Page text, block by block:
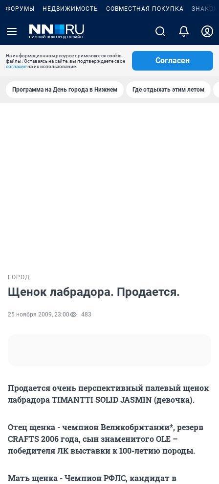
ФОРУМЫ НЕДВИЖИМОСТЬ СОВМЕСТНАЯ ПОКУПКА
На информационном ресурсе применяются cookie-
файлы. Оставаясь на сайте, вы подтверждаете свое
согласиена их использование.
Согласен
Программа на День города в Нижнем Где отдыхать этим летом
ГОРОД
Щенок лабрадора. Продается.
25 ноября 2009, 23:00 483
Продается очень перспективный палевый щенок
лабрадора TIMANTTI SOLID JASMIN (девочка).
Отец щенка - чемпион Великобритании*, резерв
CRAFTS 2006 года, сын знаменитого OLE –
победителя ЛК выставки к 100-летию породы.
Мать щенка - Чемпион РФЛС, кандидат в